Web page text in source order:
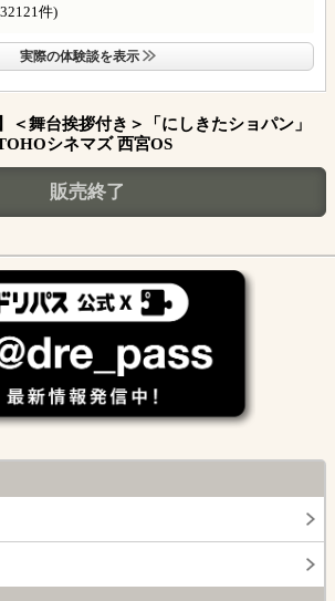
件)
実際の体験談を表示
＜舞台挨拶付き＞「にしきたショパン」
シネマズ 西宮OS
販売終了